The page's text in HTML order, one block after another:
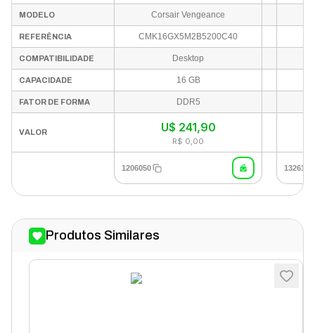
CMK16GX5M1B5200Z40
-
MODELO Corsair Vengeance
REFERÊNCIA CMK16GX5M2B5200C40
COMPATIBILIDADE Desktop
CAPACIDADE 16 GB
FATOR DE FORMA DDR5
VALOR U$ 241,90
R$ 0,00
1206050 1326116
Produtos Similares